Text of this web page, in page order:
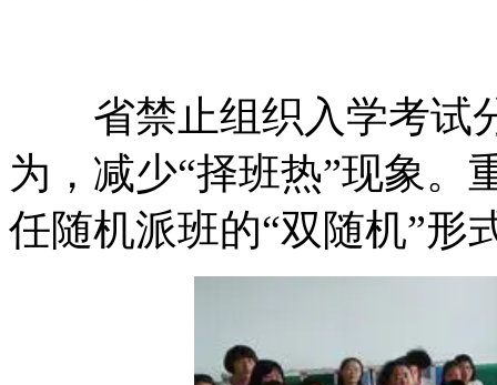
省禁止组织入学考试
为，减少“择班热”现象。
任随机派班的“双随机”形